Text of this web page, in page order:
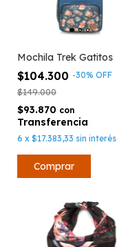
Mochila Trek Gatitos
$104.300 -30% OFF
$149.000
$93.870 con
6 x $17.383,33 sin interés